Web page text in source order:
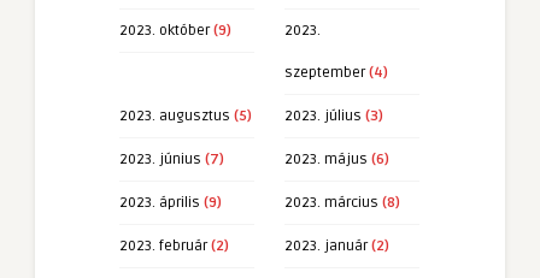
2023. október(9) 2023.
szeptember(4)
2023. augusztus (5) 2023. július (3)
2023. június (7) 2023. május (6)
2023. április (9) 2023. március (8)
2023. február(2) 2023. január(2)